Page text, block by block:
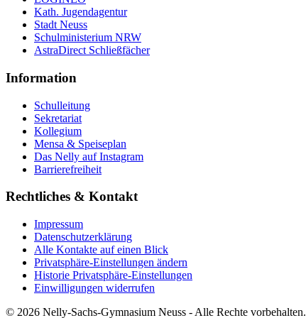
Kath. Jugendagentur
Stadt Neuss
Schulministerium NRW
AstraDirect Schließfächer
Information
Schulleitung
Sekretariat
Kollegium
Mensa & Speiseplan
Das Nelly auf Instagram
Barrierefreiheit
Rechtliches & Kontakt
Impressum
Datenschutzerklärung
Alle Kontakte auf einen Blick
Privatsphäre-Einstellungen ändern
Historie Privatsphäre-Einstellungen
Einwilligungen widerrufen
© 2026 Nelly-Sachs-Gymnasium Neuss - Alle Rechte vorbehalten.